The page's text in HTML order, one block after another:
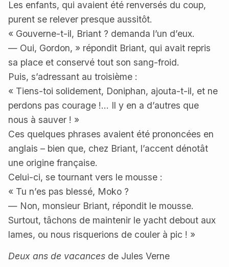
Les enfants, qui avaient été renversés du coup,
purent se relever presque aussitôt.
« Gouverne-t-il, Briant ? demanda l’un d’eux.
— Oui, Gordon, » répondit Briant, qui avait repris
sa place et conservé tout son sang-froid.
Puis, s’adressant au troisième :
« Tiens-toi solidement, Doniphan, ajouta-t-il, et ne
perdons pas courage !… Il y en a d’autres que
nous à sauver ! »
Ces quelques phrases avaient été prononcées en
anglais – bien que, chez Briant, l’accent dénotât
une origine française.
Celui-ci, se tournant vers le mousse :
« Tu n’es pas blessé, Moko ?
— Non, monsieur Briant, répondit le mousse.
Surtout, tâchons de maintenir le yacht debout aux
lames, ou nous risquerions de couler à pic ! »
Deux ans de vacances de Jules Verne